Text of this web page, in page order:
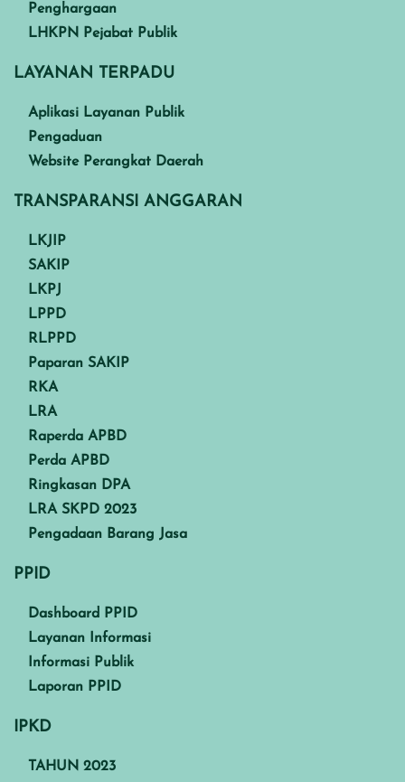
Penghargaan
LHKPN Pejabat Publik
LAYANAN TERPADU
Aplikasi Layanan Publik
Pengaduan
Website Perangkat Daerah
TRANSPARANSI ANGGARAN
LKJIP
SAKIP
LKPJ
LPPD
RLPPD
Paparan SAKIP
RKA
LRA
Raperda APBD
Perda APBD
Ringkasan DPA
LRA SKPD 2023
Pengadaan Barang Jasa
PPID
Dashboard PPID
Layanan Informasi
Informasi Publik
Laporan PPID
IPKD
TAHUN 2023